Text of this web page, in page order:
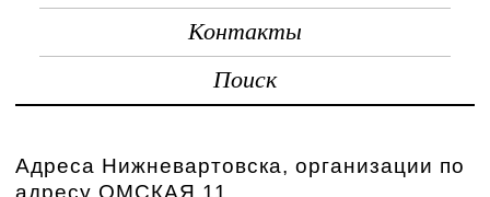
Контакты
Поиск
Адреса Нижневартовска, организации по
адресу ОМСКАЯ 11